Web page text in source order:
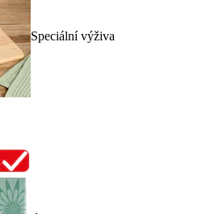
Speciální výživa